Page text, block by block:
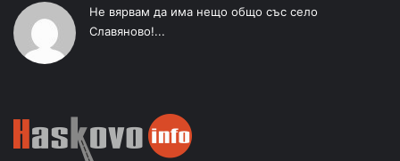
Не вярвам да има нещо общо със село
Славяново!...